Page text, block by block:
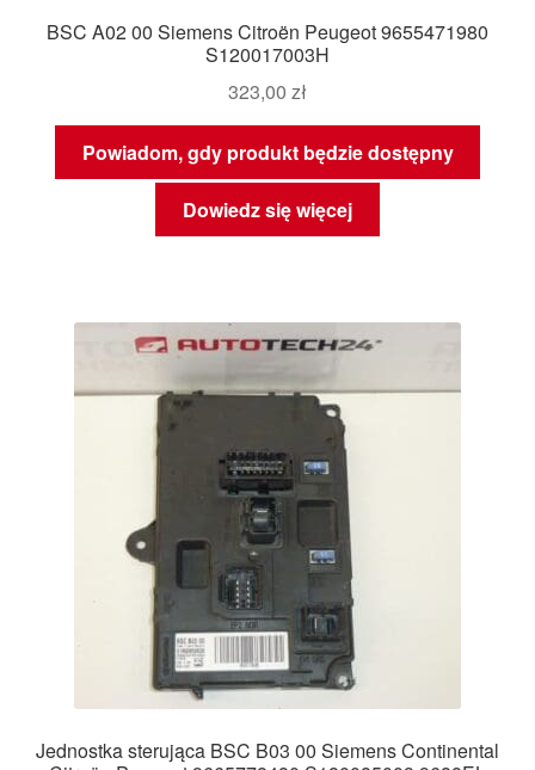
BSC A02 00 Siemens Citroën Peugeot 9655471980
S120017003H
323,00 zł
Powiadom, gdy produkt będzie dostępny
Dowiedz się więcej
Jednostka sterująca BSC B03 00 Siemens Continental